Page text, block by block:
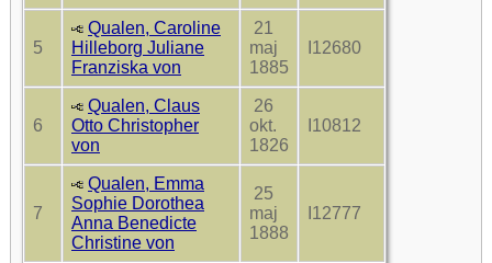
5
Qualen, Caroline
Hilleborg Juliane
Franziska von
21
maj
1885
I12680
6
Qualen, Claus
Otto Christopher
von
26
okt.
1826
I10812
7
Qualen, Emma
Sophie Dorothea
Anna Benedicte
Christine von
25
maj
1888
I12777